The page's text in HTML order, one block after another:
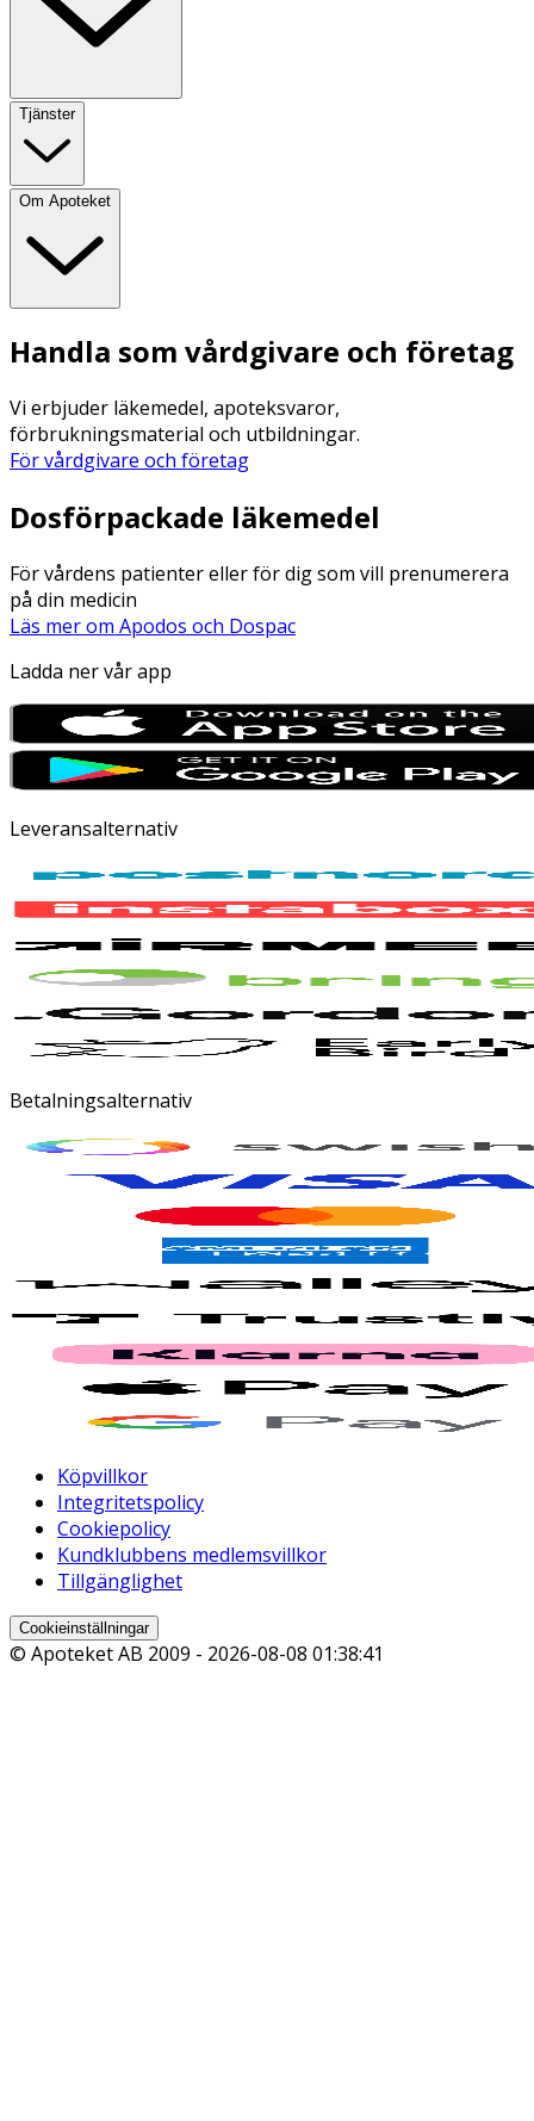
Tjänster
Om Apoteket
Handla som vårdgivare och företag
Vi erbjuder läkemedel, apoteksvaror,
förbrukningsmaterial och utbildningar.
För vårdgivare och företag
Dosförpackade läkemedel
För vårdens patienter eller för dig som vill prenumerera
på din medicin
Läs mer om Apodos och Dospac
Ladda ner vår app
Leveransalternativ
Betalningsalternativ
Köpvillkor
Integritetspolicy
Cookiepolicy
Kundklubbens medlemsvillkor
Tillgänglighet
Cookieinställningar
© Apoteket AB 2009 - 2026-08-08 01:38:41